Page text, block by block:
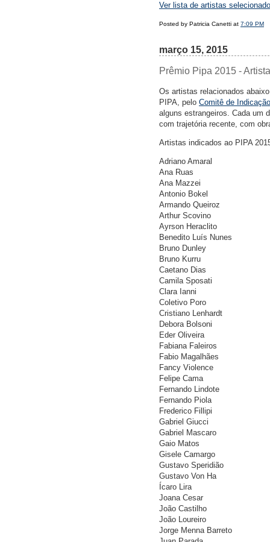
Ver lista de artistas
Posted by Patricia Canetti at 7:09 PM
março 15, 2015
Prêmio Pipa 2015 -
Os artistas relacionados
PIPA, pelo Comitê de Indicação
alguns estrangeiros. Cada um
com trajetória recente, com
Artistas indicados ao PIPA
Adriano Amaral
Ana Ruas
Ana Mazzei
Antonio Bokel
Armando Queiroz
Arthur Scovino
Ayrson Heraclito
Benedito Luís Nunes
Bruno Dunley
Bruno Kurru
Caetano Dias
Camila Sposati
Clara Ianni
Coletivo Poro
Cristiano Lenhardt
Debora Bolsoni
Eder Oliveira
Fabiana Faleiros
Fabio Magalhães
Fancy Violence
Felipe Cama
Fernando Lindote
Fernando Piola
Frederico Fillipi
Gabriel Giucci
Gabriel Mascaro
Gaio Matos
Gisele Camargo
Gustavo Speridião
Gustavo Von Ha
Ícaro Lira
Joana Cesar
João Castilho
João Loureiro
Jorge Menna Barreto